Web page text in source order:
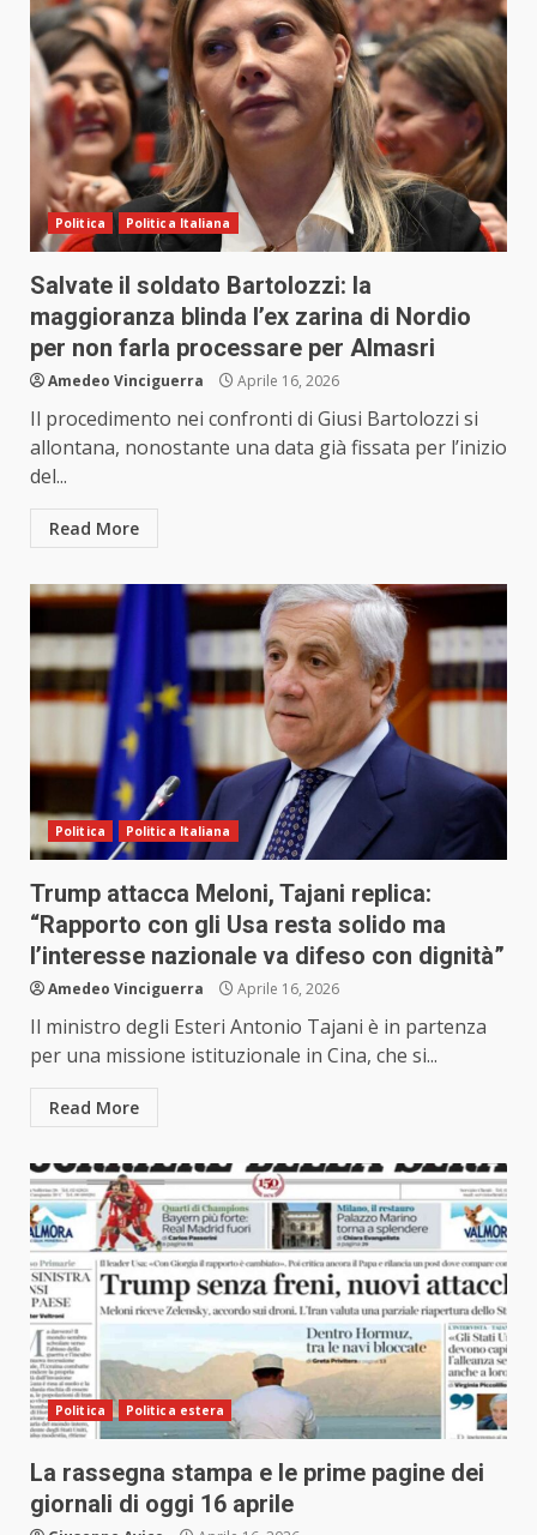
Politica Politica Italiana
Salvate il soldato Bartolozzi: la
maggioranza blinda l’ex zarina di Nordio
per non farla processare per Almasri
Amedeo Vinciguerra Aprile 16, 2026
Il procedimento nei confronti di Giusi Bartolozzi si
allontana, nonostante una data già fissata per l’inizio
del...
Read More
Politica Politica Italiana
Trump attacca Meloni, Tajani replica:
“Rapporto con gli Usa resta solido ma
l’interesse nazionale va difeso con dignità”
Amedeo Vinciguerra Aprile 16, 2026
Il ministro degli Esteri Antonio Tajani è in partenza
per una missione istituzionale in Cina, che si...
Read More
Politica Politica estera
La rassegna stampa e le prime pagine dei
giornali di oggi 16 aprile